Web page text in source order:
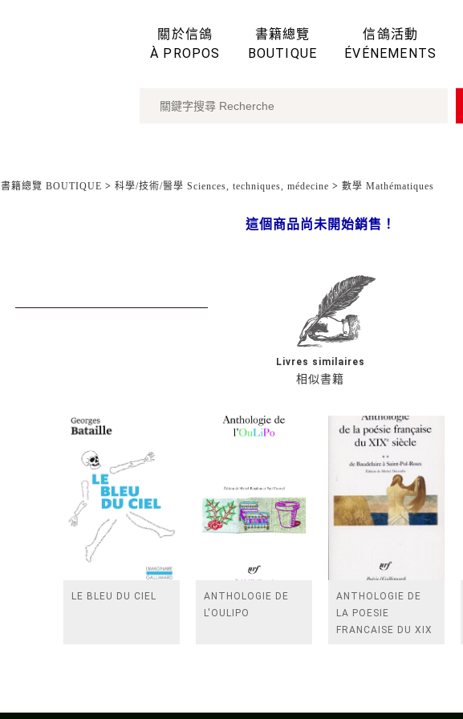
關於信鴿
À PROPOS
書籍總覽
BOUTIQUE
信鴿活動
ÉVÉNEMENTS
書籍總覽 BOUTIQUE > 科學/技術/醫學 Sciences, techniques, médecine > 數學 Mathématiques
這個商品尚未開始銷售！
相似書籍
Livres similaires
LE BLEU DU CIEL
ANTHOLOGIE DE
L'OULIPO
ANTHOLOGIE DE
LA POESIE
FRANCAISE DU XIX